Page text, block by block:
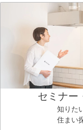
セミナー
知りた
住まい